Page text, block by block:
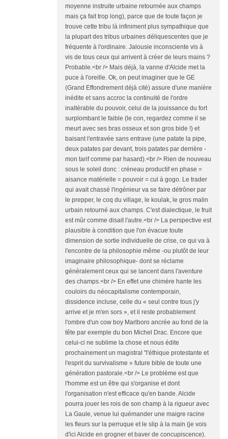
moyenne instruite urbaine retournée aux champs
mais ça fait trop long), parce que de toute façon je
trouve cette tribu là infiniment plus sympathique que
la plupart des tribus urbaines déliquescentes que je
fréquente à l'ordinaire. Jalousie inconsciente vis à
vis de tous ceux qui arrivent à créer de leurs mains ?
Probable.<br /> Mais déjà, la vanne d'Alcide met la
puce à l'oreille. Ok, on peut imaginer que le GE
(Grand Effondrement déjà cité) assure d'une manière
inédite et sans accroc la continuité de l'ordre
inaltérable du pouvoir, celui de la jouissance du fort
surplombant le faible (le con, regardez comme il se
meurt avec ses bras osseux et son gros bide !) et
baisant l'entravée sans entrave (une patate la pipe,
deux patates par devant, trois patates par derrière -
mon tarif comme par hasard).<br /> Rien de nouveau
sous le soleil donc : créneau productif en phase =
aisance matérielle = pouvoir = cul à gogo. Le trader
qui avait chassé l'ingénieur va se faire détrôner par
le prepper, le coq du village, le koulak, le gros malin
urbain retourné aux champs. C'est dialectique, le fruit
est mûr comme disait l'autre.<br /> La perspective est
plausible à condition que l'on évacue toute
dimension de sortie individuelle de crise, ce qui va à
l'encontre de la philosophie même -ou plutôt de leur
imaginaire philosophique- dont se réclame
généralement ceux qui se lancent dans l'aventure
des champs.<br /> En effet une chimère hante les
couloirs du néocapitalisme contemporain,
dissidence incluse, celle du « seul contre tous j'y
arrive et je m'en sors », et il reste probablement
l'ombre d'un cow boy Marlboro ancrée au fond de la
tête par exemple du bon Michel Drac. Encore que
celui-ci ne sublime la chose et nous édite
prochainement un magistral ''l'éthique protestante et
l'esprit du survivalisme » future bible de toute une
génération pastorale.<br /> Le problème est que
l'homme est un être qui s'organise et dont
l'organisation n'est efficace qu'en bande. Alcide
pourra jouer les rois de son champ à la rigueur avec
La Gaule, venue lui quémander une maigre racine
les fleurs sur la perruque et le slip à la main (je vois
d'ici Alcide en grogner et baver de concupiscence).